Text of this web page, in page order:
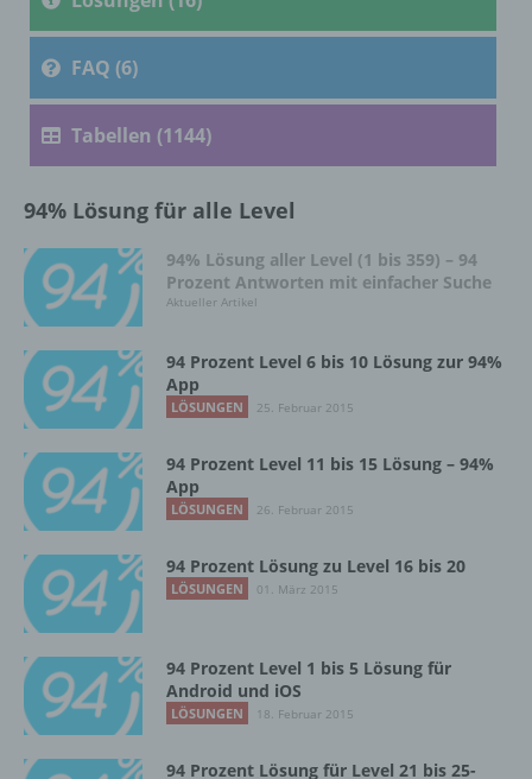
FAQ (6)
Tabellen (1144)
94% Lösung für alle Level
94% Lösung aller Level (1 bis 359) – 94
Prozent Antworten mit einfacher Suche
Aktueller Artikel
94 Prozent Level 6 bis 10 Lösung zur 94%
App
LÖSUNGEN 25. Februar 2015
94 Prozent Level 11 bis 15 Lösung – 94%
App
LÖSUNGEN 26. Februar 2015
94 Prozent Lösung zu Level 16 bis 20
LÖSUNGEN 01. März 2015
94 Prozent Level 1 bis 5 Lösung für
Android und iOS
LÖSUNGEN 18. Februar 2015
94 Prozent Lösung für Level 21 bis 25-
Sind die Zwecke und Mittel dieser
Verarbeitung durch das Unionsrecht oder
so kann der Verantwortliche
beziehungsweise können die bestimmten
Kriterien seiner Benennung nach dem
Unionsrecht oder dem Recht der
Mitgliedstaaten vorgesehen werden.
h) Auftragsverarbeiter
Auftragsverarbeiter ist eine natürliche oder
juristische Person, Behörde, Einrichtung
oder andere Stelle, die personenbezogene
Daten im Auftrag des Verantwortlichen
verarbeitet.
i) Empfänger
Person, Behörde, Einrichtung oder andere
Stelle, der personenbezogene Daten
offengelegt werden, unabhängig davon, ob
es sich bei ihr um einen Dritten handelt oder
nicht. Behörden, die im Rahmen eines
bestimmten Untersuchungsauftrags nach
dem Unionsrecht oder dem Recht der
Mitgliedstaaten möglicherweise
personenbezogene Daten erhalten, gelten